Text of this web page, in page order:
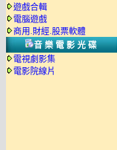
遊戲合輯
電腦遊戲
商用.財經.股票軟體
音樂電影光碟
電視劇影集
電影院線片